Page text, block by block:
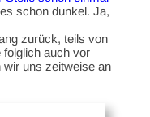
schon dunkel. Ja,
zurück, teils von
auch vor
wir uns zeitweise an